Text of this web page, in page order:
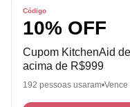
Código
10% OFF
Cupom KitchenAid
acima de R$999
192 pessoas usaram Vence